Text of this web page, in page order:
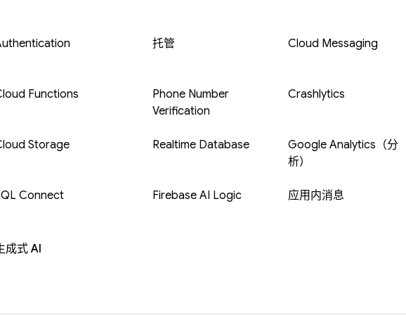
Functions
Storage
Connect
托管
Phone Number
Verification
Realtime Database
Firebase AI Logic
成式 AI
Cloud Messaging
Crashlytics
Google Analytics（分
析）
应用内消息